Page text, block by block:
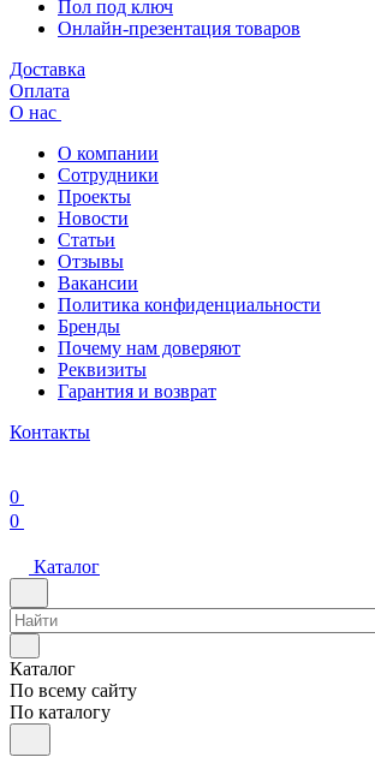
Пол под ключ
Онлайн-презентация товаров
Доставка
Оплата
О нас
О компании
Сотрудники
Проекты
Новости
Статьи
Отзывы
Вакансии
Политика конфиденциальности
Бренды
Почему нам доверяют
Реквизиты
Гарантия и возврат
Контакты
0
0
Каталог
Каталог
По всему сайту
По каталогу